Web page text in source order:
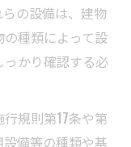
の設備は、建物
種類によって設
かり確認する必
規則第17条や第
備等の種類や基